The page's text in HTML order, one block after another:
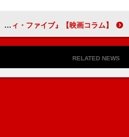
マイケル・Ｂ・ジョーダンの“監督デビュー戦”『クリード 過去の逆襲』／いい意味でのＢ級ＳＦ感が漂う『65／シックスティ・ファイブ』【映画コラム】
RELATED NEWS